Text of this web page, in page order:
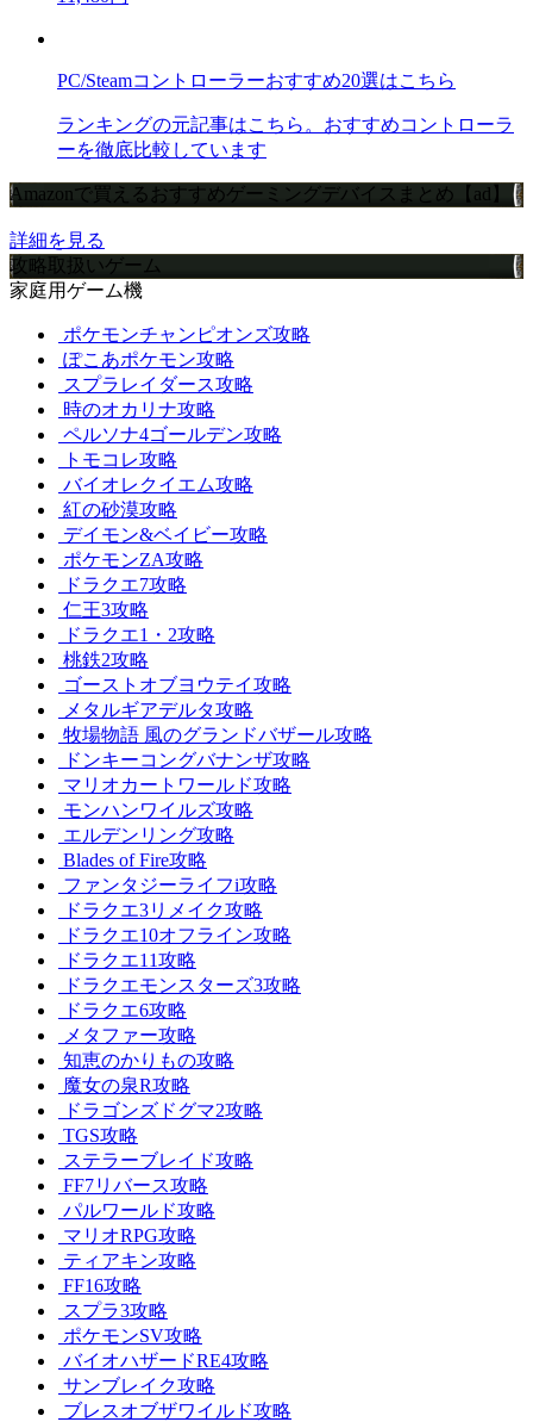
PC/Steamコントローラーおすすめ20選はこちら
ランキングの元記事はこちら。おすすめコントローラ
ーを徹底比較しています
Amazonで買えるおすすめゲーミングデバイスまとめ【ad】
詳細を見る
攻略取扱いゲーム
家庭用ゲーム機
ポケモンチャンピオンズ攻略
ぽこあポケモン攻略
スプラレイダース攻略
時のオカリナ攻略
ペルソナ4ゴールデン攻略
トモコレ攻略
バイオレクイエム攻略
紅の砂漠攻略
デイモン&ベイビー攻略
ポケモンZA攻略
ドラクエ7攻略
仁王3攻略
ドラクエ1・2攻略
桃鉄2攻略
ゴーストオブヨウテイ攻略
メタルギアデルタ攻略
牧場物語 風のグランドバザール攻略
ドンキーコングバナンザ攻略
マリオカートワールド攻略
モンハンワイルズ攻略
エルデンリング攻略
Blades of Fire攻略
ファンタジーライフi攻略
ドラクエ3リメイク攻略
ドラクエ10オフライン攻略
ドラクエ11攻略
ドラクエモンスターズ3攻略
ドラクエ6攻略
メタファー攻略
知恵のかりもの攻略
魔女の泉R攻略
ドラゴンズドグマ2攻略
TGS攻略
ステラーブレイド攻略
FF7リバース攻略
パルワールド攻略
マリオRPG攻略
ティアキン攻略
FF16攻略
スプラ3攻略
ポケモンSV攻略
バイオハザードRE4攻略
サンブレイク攻略
ブレスオブザワイルド攻略